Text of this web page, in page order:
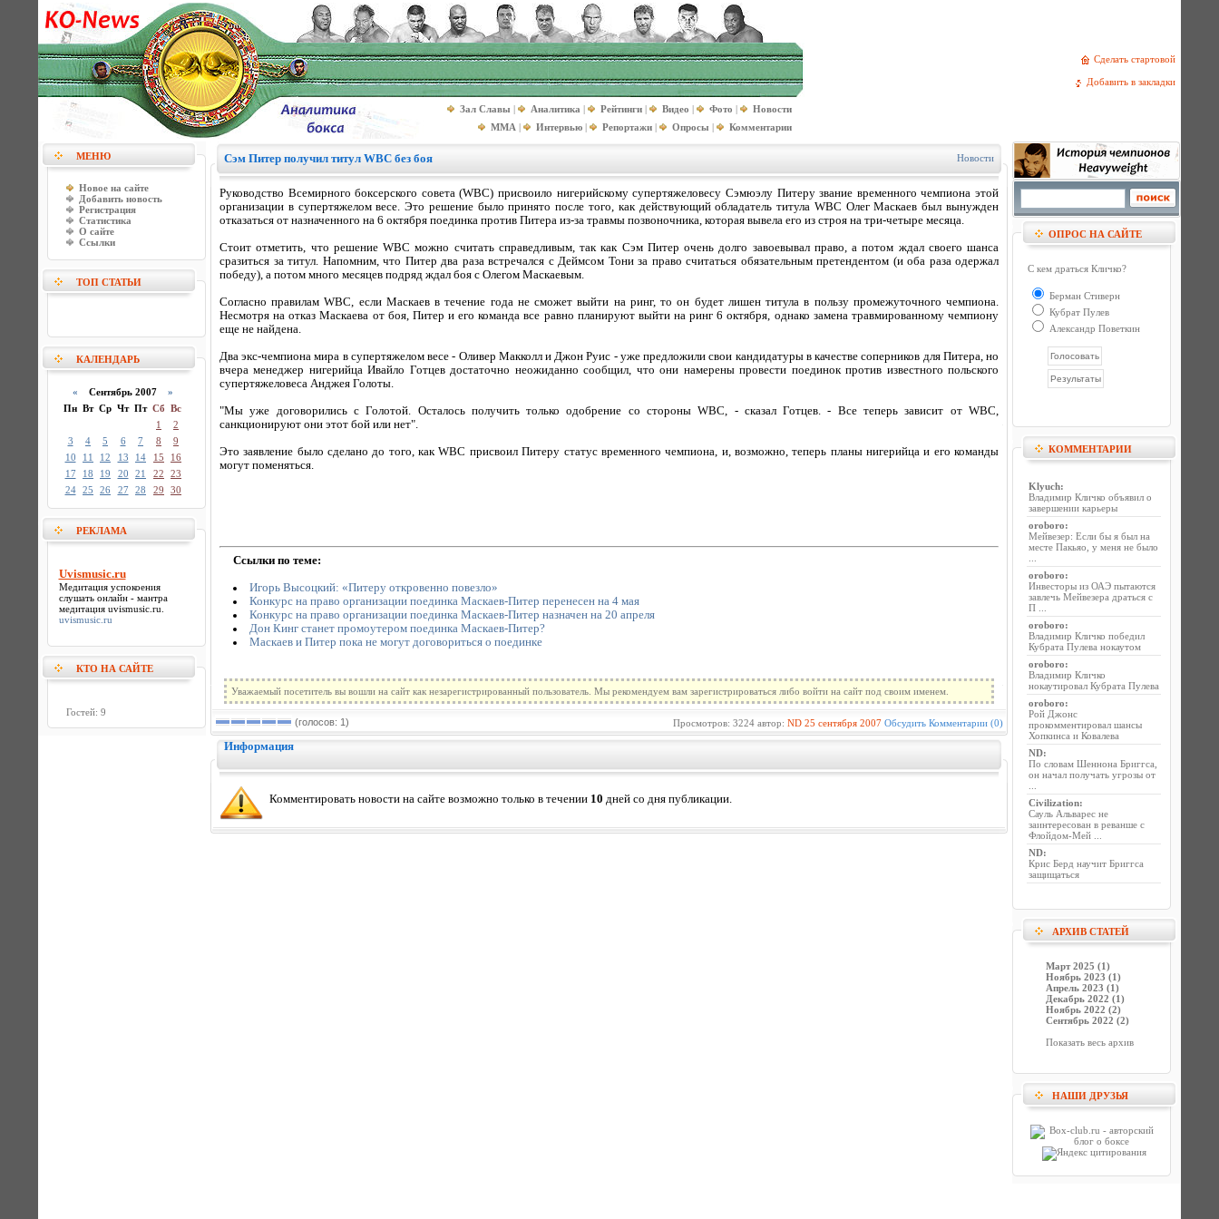
Сделать стартовой
Добавить в закладки
Зал Славы | Аналитика | Рейтинги | Видео | Фото |
Новости
MMA | Интервью | Репортажи | Опросы | Комментарии
МЕНЮ
Новое на сайте
Добавить новость
Регистрация
Статистика
О сайте
Ссылки
ТОП СТАТЬИ
КАЛЕНДАРЬ
« Сентябрь 2007 »
Пн Вт Ср Чт Пт Сб Вс
1
2
3
4 5 6 7 8
9
10
11 12 13 14 15
16
17
18 19 20 21 22
23
24
25 26 27 28 29 30
РЕКЛАМА
Uvismusic.ru
Медитация успокоения
слушать онлайн - мантра
медитация uvismusic.ru
uvismusic.ru
КТО НА САЙТЕ
Гостей: 9
Сэм Питер получил титул WBC без боя Новости
Руководство Всемирного боксерского совета (WBC) присвоило нигерийскому супертяжеловесу Сэмюэлу Питеру звание временного чемпиона этой
организации в супертяжелом весе. Это решение было принято после того, как действующий обладатель титула WBC Олег Маскаев был вынужден
отказаться от назначенного на 6 октября поединка против Питера из-за травмы позвоночника, которая вывела его из строя на три-четыре месяца.
Стоит отметить, что решение WBC можно считать справедливым, так как Сэм Питер очень долго завоевывал право, а потом ждал своего шанса
сразиться за титул. Напомним, что Питер два раза встречался с Деймсом Тони за право считаться обязательным претендентом (и оба раза одержал
победу), а потом много месяцев подряд ждал боя с Олегом Маскаевым.
Согласно правилам WBC, если Маскаев в течение года не сможет выйти на ринг, то он будет лишен титула в пользу промежуточного чемпиона.
Несмотря на отказ Маскаева от боя, Питер и его команда все равно планируют выйти на ринг 6 октября, однако замена травмированному чемпиону
еще не найдена.
Два экс-чемпиона мира в супертяжелом весе - Оливер Макколл и Джон Руис - уже предложили свои кандидатуры в качестве соперников для Питера, но
вчера менеджер нигерийца Ивайло Готцев достаточно неожиданно сообщил, что они намерены провести поединок против известного польского
супертяжеловеса Анджея Голоты.
"Мы уже договорились с Голотой. Осталось получить только одобрение со стороны WBC, - сказал Готцев. - Все теперь зависит от WBC,
санкционируют они этот бой или нет".
Это заявление было сделано до того, как WBC присвоил Питеру статус временного чемпиона, и, возможно, теперь планы нигерийца и его команды
могут поменяться.
Ссылки по теме:
Игорь Высоцкий: «Питеру откровенно повезло»
Конкурс на право организации поединка Маскаев-Питер перенесен на 4 мая
Конкурс на право организации поединка Маскаев-Питер назначен на 20 апреля
Дон Кинг станет промоутером поединка Маскаев-Питер?
Маскаев и Питер пока не могут договориться о поединке
Уважаемый посетитель вы вошли на сайт как незарегистрированный пользователь. Мы рекомендуем вам зарегистрироваться либо войти на сайт под своим именем.
(голосов: 1) Просмотров: 3224 автор: ND 25 сентября 2007 Обсудить Комментарии (0)
Информация
Комментировать новости на сайте возможно только в течении 10 дней со дня публикации.
ОПРОС НА САЙТЕ
С кем драться Кличко?
Берман Стиверн
Кубрат Пулев
Александр Поветкин
КОММЕНТАРИИ
Klyuch:
Владимир Кличко объявил о
завершении карьеры
oroboro:
Мейвезер: Если бы я был на
месте Пакьяо, у меня не было
oroboro:
Инвесторы из ОАЭ пытаются
завлечь Мейвезера драться с
П ...
oroboro:
Владимир Кличко победил
Кубрата Пулева нокаутом
oroboro:
Владимир Кличко
нокаутировал Кубрата Пулева
oroboro:
Рой Джонс
прокомментировал шансы
Хопкинса и Ковалева
ND:
По словам Шеннона Бриггса,
он начал получать угрозы от
Civilization:
Сауль Альварес не
заинтересован в реванше с
Флойдом-Мей ...
ND:
Крис Берд научит Бриггса
защищаться
АРХИВ СТАТЕЙ
Март 2025 (1)
Ноябрь 2023 (1)
Апрель 2023 (1)
Декабрь 2022 (1)
Ноябрь 2022 (2)
Сентябрь 2022 (2)
Показать весь архив
НАШИ ДРУЗЬЯ